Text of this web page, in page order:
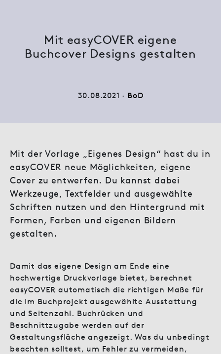
Mit easyCOVER eigene
Buchcover Designs gestalten
30.08.2021 · BoD
Mit der Vorlage „Eigenes Design“ hast du in
easyCOVER neue Möglichkeiten, eigene
Cover zu entwerfen. Du kannst dabei
Werkzeuge, Textfelder und ausgewählte
Schriften nutzen und den Hintergrund mit
Formen, Farben und eigenen Bildern
gestalten.
Damit das eigene Design am Ende eine
hochwertige Druckvorlage bietet, berechnet
easyCOVER automatisch die richtigen Maße für
die im Buchprojekt ausgewählte Ausstattung
und Seitenzahl. Buchrücken und
Beschnittzugabe werden auf der
Gestaltungsfläche angezeigt. Was du unbedingt
beachten solltest, um Fehler zu vermeiden,